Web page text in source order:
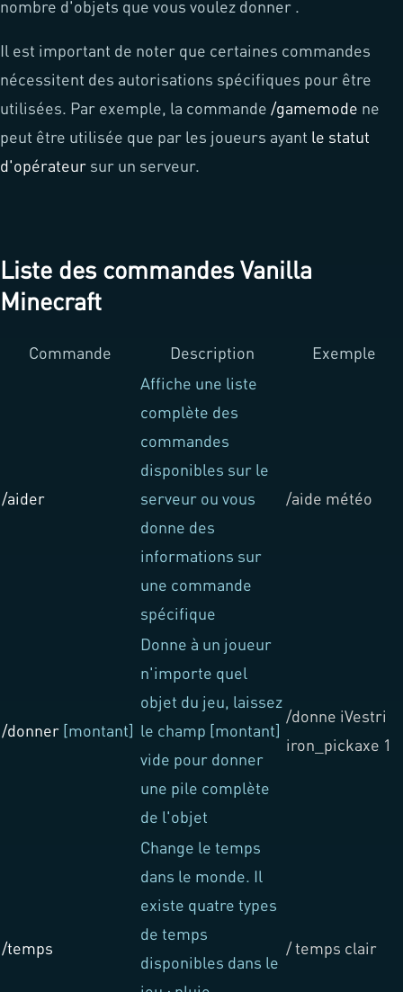
nombre d'objets que vous voulez donner .
Il est important de noter que certaines commandes
nécessitent des autorisations spécifiques pour être
utilisées. Par exemple, la commande /gamemode ne
peut être utilisée que par les joueurs ayant le statut
d'opérateur sur un serveur.
Liste des commandes Vanilla
Minecraft
Commande Description Exemple
/aider
Affiche une liste
complète des
commandes
disponibles sur le
serveur ou vous
donne des
informations sur
une commande
spécifique
/aide météo
/donner [montant]
Donne à un joueur
n'importe quel
objet du jeu, laissez
le champ [montant]
vide pour donner
une pile complète
de l'objet
/donne iVestri
iron_pickaxe 1
/temps
Change le temps
dans le monde. Il
existe quatre types
de temps
disponibles dans le
/ temps clair